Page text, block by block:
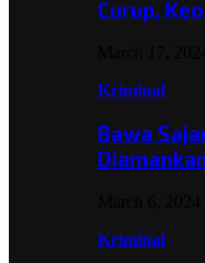
Curup,
Kriminal
Bawa
Kriminal